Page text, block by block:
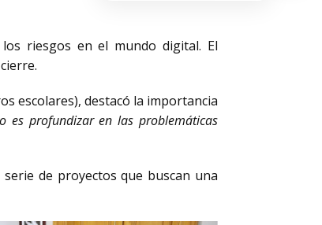
riesgos en el mundo digital. El
escolares), destacó la importancia
es profundizar en las problemáticas
de proyectos que buscan una